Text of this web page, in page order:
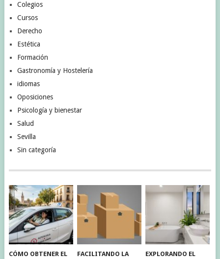
Colegios
Cursos
Derecho
Estética
Formación
Gastronomía y Hostelería
idiomas
Oposiciones
Psicología y bienestar
Salud
Sevilla
Sin categoría
CÓMO OBTENER EL FACILITANDO LA EXPLORANDO EL